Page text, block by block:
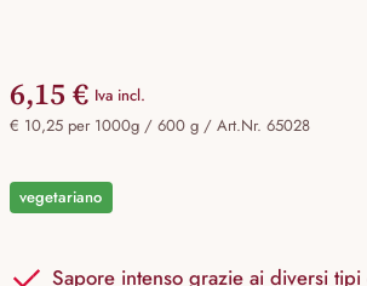
6,15 € Iva incl.
€ 10,25 per 1000g / 600 g / Art.Nr. 65028
vegetariano
Sapore intenso grazie ai diversi